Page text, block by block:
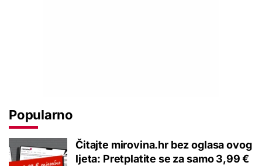
Popularno
Čitajte mirovina.hr bez oglasa ovog
ljeta: Pretplatite se za samo 3,99 €